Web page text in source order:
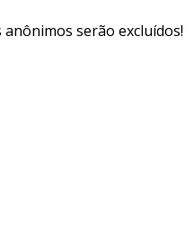
serão excluídos!